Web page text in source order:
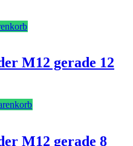
M12 gerade 12
M12 gerade 8